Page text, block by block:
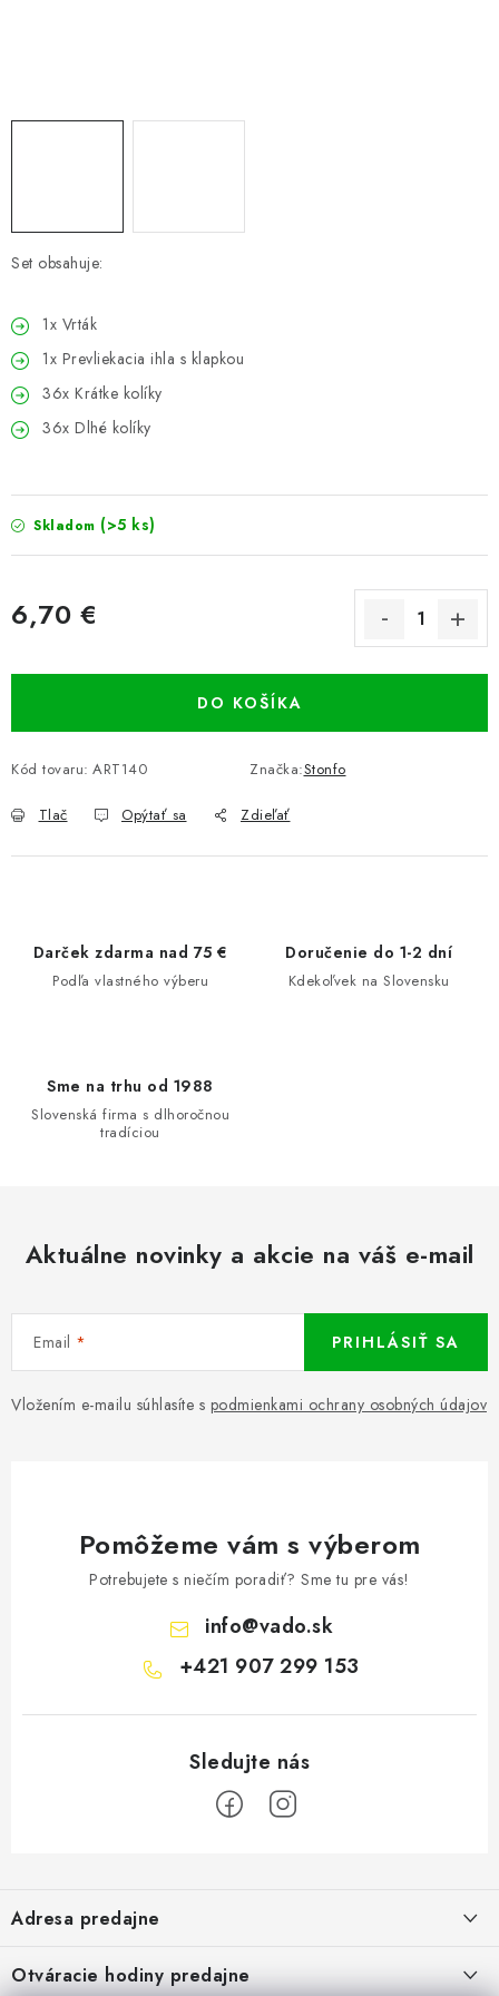
PRÍVLAČ
PRÚTY
ZNAČKY
Set obsahuje:
1x Vrták
1x Prevliekacia ihla s klapkou
36x Krátke kolíky
36x Dlhé kolíky
Skladom (>5 ks)
6,70 €
DO KOŠÍKA
Kód tovaru: ART140 Značka:Stonfo
Tlač Opýtať sa Zdieľať
Darček zdarma nad 75 €
Podľa vlastného výberu
Doručenie do 1-2 dní
Kdekoľvek na Slovensku
Sme na trhu od 1988
Slovenská firma s dlhoročnou
tradíciou
Aktuálne novinky a akcie na váš e-mail
Email
Vložením e-mailu súhlasíte s podmienkami ochrany osobných údajov
PRIHLÁSIŤ SA
Pomôžeme vám s výberom
Potrebujete s niečím poradiť? Sme tu pre vás!
info@vado.sk
+421 907 299 153
p
ä
Adresa predajne
Pekárska 4, 941 31 Dvory nad Žitavou
Otváracie hodiny predajne